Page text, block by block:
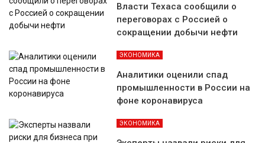
Власти Техаса сообщили о
переговорах с Россией о
сокращении добычи нефти
ЭКОНОМИКА
Аналитики оценили спад
промышленности в России на
фоне коронавируса
ЭКОНОМИКА